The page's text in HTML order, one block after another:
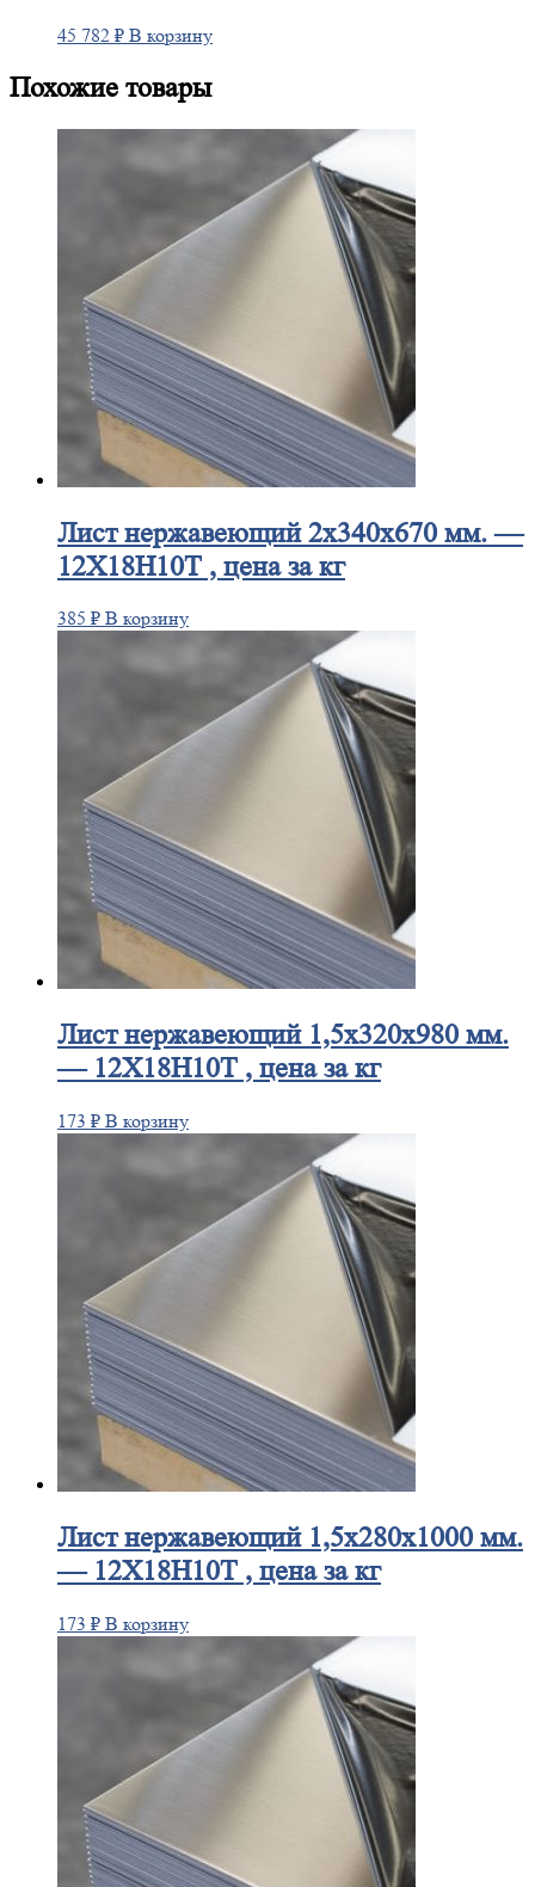
45 782 ₽ В корзину
Похожие товары
Листнержавеющий 2x340x670 мм. —
12Х18Н10Т , цена за кг
385 ₽ В корзину
Листнержавеющий 1,5x320x980 мм.
— 12Х18Н10Т , цена за кг
173 ₽ В корзину
Листнержавеющий 1,5x280x1000 мм.
— 12Х18Н10Т , цена за кг
173 ₽ В корзину